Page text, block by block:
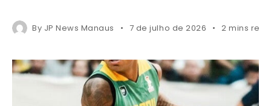
By JP News Manaus 7 de julho de 2026 2 mins read